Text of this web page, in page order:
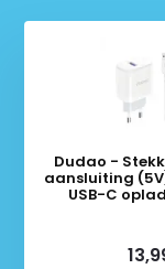
Dudao -
aansluiting
USB-C